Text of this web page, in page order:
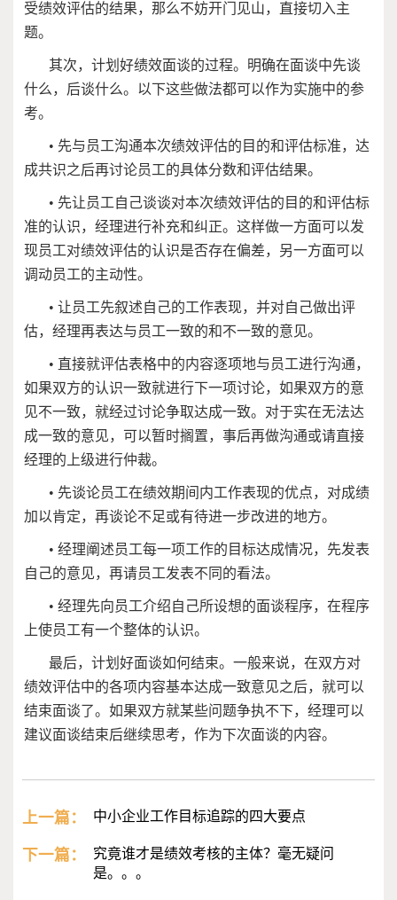
受绩效评估的结果，那么不妨开门见山，直接切入主
题。
其次，计划好绩效面谈的过程。明确在面谈中先谈
什么，后谈什么。以下这些做法都可以作为实施中的参
考。
• 先与员工沟通本次绩效评估的目的和评估标准，达
成共识之后再讨论员工的具体分数和评估结果。
• 先让员工自己谈谈对本次绩效评估的目的和评估标
准的认识，经理进行补充和纠正。这样做一方面可以发
现员工对绩效评估的认识是否存在偏差，另一方面可以
调动员工的主动性。
• 让员工先叙述自己的工作表现，并对自己做出评
估，经理再表达与员工一致的和不一致的意见。
• 直接就评估表格中的内容逐项地与员工进行沟通，
如果双方的认识一致就进行下一项讨论，如果双方的意
见不一致，就经过讨论争取达成一致。对于实在无法达
成一致的意见，可以暂时搁置，事后再做沟通或请直接
经理的上级进行仲裁。
• 先谈论员工在绩效期间内工作表现的优点，对成绩
加以肯定，再谈论不足或有待进一步改进的地方。
• 经理阐述员工每一项工作的目标达成情况，先发表
自己的意见，再请员工发表不同的看法。
• 经理先向员工介绍自己所设想的面谈程序，在程序
上使员工有一个整体的认识。
最后，计划好面谈如何结束。一般来说，在双方对
绩效评估中的各项内容基本达成一致意见之后，就可以
结束面谈了。如果双方就某些问题争执不下，经理可以
建议面谈结束后继续思考，作为下次面谈的内容。
上一篇： 中小企业工作目标追踪的四大要点
下一篇：
究竟谁才是绩效考核的主体？毫无疑问
是。。。